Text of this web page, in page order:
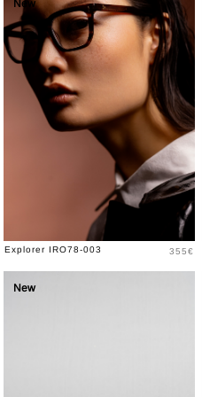
New
Explorer IRO78-003 Prix
355€
New